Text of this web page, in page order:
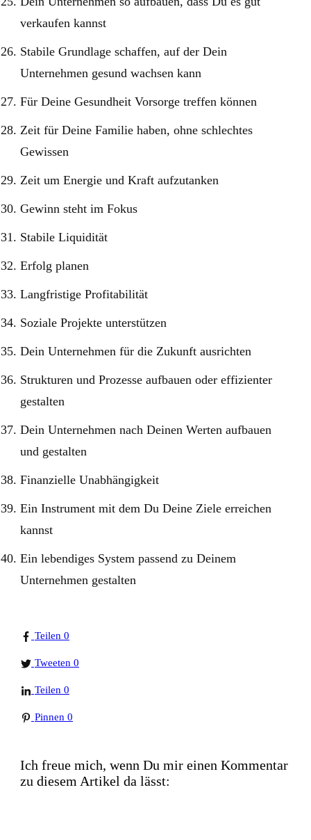
verkaufen kannst
Stabile Grundlage schaffen, auf der Dein
Unternehmen gesund wachsen kann
Für Deine Gesundheit Vorsorge treffen können
Zeit für Deine Familie haben, ohne schlechtes
Gewissen
Zeit um Energie und Kraft aufzutanken
Gewinn steht im Fokus
Stabile Liquidität
Erfolg planen
Langfristige Profitabilität
Soziale Projekte unterstützen
Dein Unternehmen für die Zukunft ausrichten
Strukturen und Prozesse aufbauen oder effizienter
gestalten
Dein Unternehmen nach Deinen Werten aufbauen
und gestalten
Finanzielle Unabhängigkeit
Ein Instrument mit dem Du Deine Ziele erreichen
kannst
Ein lebendiges System passend zu Deinem
Unternehmen gestalten
Teilen 0
Tweeten 0
Teilen 0
Pinnen 0
Ich freue mich, wenn Du mir einen Kommentar
zu diesem Artikel da lässt: